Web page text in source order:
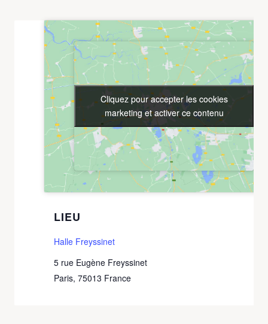
LIEU
Halle Freyssinet
5 rue Eugène Freyssinet
Paris, 75013 France
Cliquez pour accepter les cookies
marketing et activer ce contenu
Cliquez pour accepter les cookies
marketing et activer ce contenu